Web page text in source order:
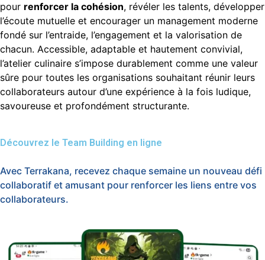
pour renforcer la cohésion, révéler les talents, développer
l’écoute mutuelle et encourager un management moderne
fondé sur l’entraide, l’engagement et la valorisation de
chacun. Accessible, adaptable et hautement convivial,
l’atelier culinaire s’impose durablement comme une valeur
sûre pour toutes les organisations souhaitant réunir leurs
collaborateurs autour d’une expérience à la fois ludique,
savoureuse et profondément structurante.
Découvrez le Team Building en ligne
Avec Terrakana, recevez chaque semaine un nouveau défi
collaboratif et amusant pour renforcer les liens entre vos
collaborateurs.